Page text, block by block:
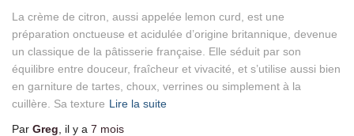
La crème de citron, aussi appelée lemon curd, est une
préparation onctueuse et acidulée d’origine britannique, devenue
un classique de la pâtisserie française. Elle séduit par son
équilibre entre douceur, fraîcheur et vivacité, et s’utilise aussi bien
en garniture de tartes, choux, verrines ou simplement à la
cuillère. Sa texture Lire la suite
Par Greg , il y a 7 mois